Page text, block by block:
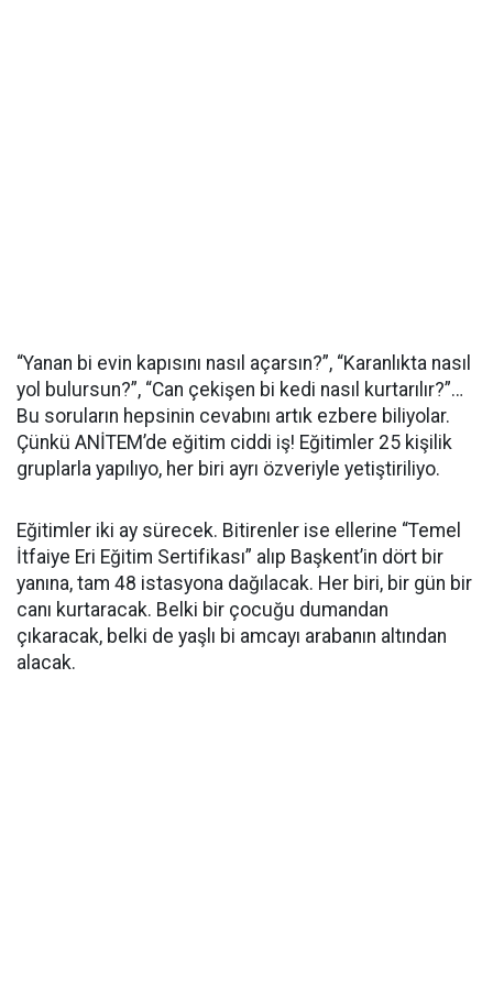
“Yanan bi evin kapısını nasıl açarsın?”, “Karanlıkta nasıl
yol bulursun?”, “Can çekişen bi kedi nasıl kurtarılır?”…
Bu soruların hepsinin cevabını artık ezbere biliyolar.
Çünkü ANİTEM’de eğitim ciddi iş! Eğitimler 25 kişilik
gruplarla yapılıyo, her biri ayrı özveriyle yetiştiriliyo.
Eğitimler iki ay sürecek. Bitirenler ise ellerine “Temel
İtfaiye Eri Eğitim Sertifikası” alıp Başkent’in dört bir
yanına, tam 48 istasyona dağılacak. Her biri, bir gün bir
canı kurtaracak. Belki bir çocuğu dumandan
çıkaracak, belki de yaşlı bi amcayı arabanın altından
alacak.